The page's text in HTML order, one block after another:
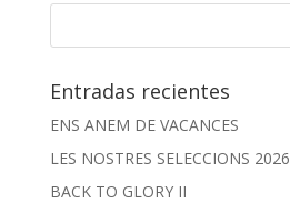
Entradas recientes
ENS ANEM DE VACANCES
LES NOSTRES SELECCIONS 2026
BACK TO GLORY II